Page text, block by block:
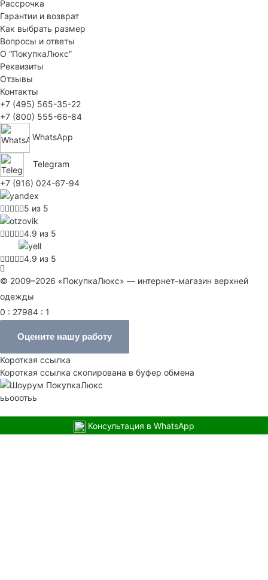
Рассрочка
Гарантии и возврат
Как выбрать размер
Вопросы и ответы
О “ПокупкаЛюкс”
Реквизиты
Отзывы
Контакты
+7 (495) 565-35-22
+7 (800) 555-66-84
WhatsApp
Telegram
+7 (916) 024-67-94
5 из 5
4.9 из 5
4.9 из 5
© 2009–2026 «ПокупкаЛюкс» — интернет-магазин верхней
одежды
0 : 27984 : 1
Оцените нашу работу
Короткая ссылка
Короткая ссылка скопирована в буфер обмена
ььооотьь
Консультация в WhatsApp